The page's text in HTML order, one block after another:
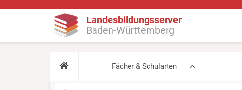
Landesbildungsserver
Baden-Württemberg
Fächer & Schularten